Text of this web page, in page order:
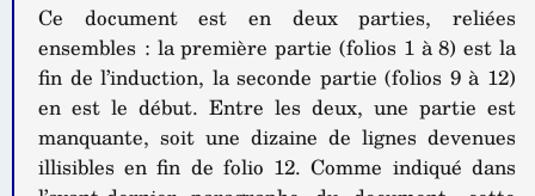
Ce document est en deux parties, reliées
ensembles : la première partie (folios 1 à 8) est la
fin de l’induction, la seconde partie (folios 9 à 12)
en est le début. Entre les deux, une partie est
manquante, soit une dizaine de lignes devenues
illisibles en fin de folio 12. Comme indiqué dans